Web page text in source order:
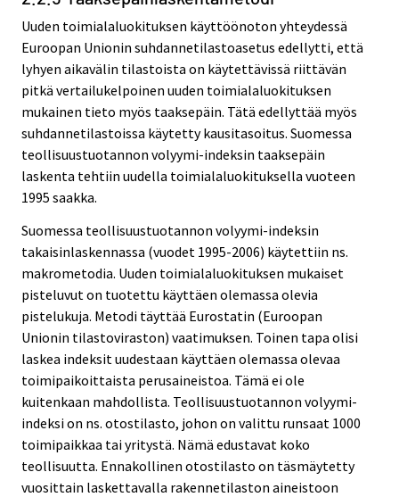
Uuden toimialaluokituksen käyttöönoton yhteydessä
Euroopan Unionin suhdannetilastoasetus edellytti, että
lyhyen aikavälin tilastoista on käytettävissä riittävän
pitkä vertailukelpoinen uuden toimialaluokituksen
mukainen tieto myös taaksepäin. Tätä edellyttää myös
suhdannetilastoissa käytetty kausitasoitus. Suomessa
teollisuustuotannon volyymi-indeksin taaksepäin
laskenta tehtiin uudella toimialaluokituksella vuoteen
1995 saakka.
Suomessa teollisuustuotannon volyymi-indeksin
takaisinlaskennassa (vuodet 1995-2006) käytettiin ns.
makrometodia. Uuden toimialaluokituksen mukaiset
pisteluvut on tuotettu käyttäen olemassa olevia
pistelukuja. Metodi täyttää Eurostatin (Euroopan
Unionin tilastoviraston) vaatimuksen. Toinen tapa olisi
laskea indeksit uudestaan käyttäen olemassa olevaa
toimipaikoittaista perusaineistoa. Tämä ei ole
kuitenkaan mahdollista. Teollisuustuotannon volyymi-
indeksi on ns. otostilasto, johon on valittu runsaat 1000
toimipaikkaa tai yritystä. Nämä edustavat koko
teollisuutta. Ennakollinen otostilasto on täsmäytetty
vuosittain laskettavalla rakennetilaston aineistoon